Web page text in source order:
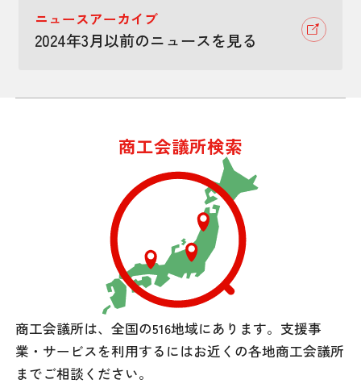
ニュースアーカイブ
2024年3月以前のニュースを見る
商工会議所検索
商工会議所は、全国の516地域にあります。 支援事
業・サービスを利用するにはお近くの各地商工会議所
までご相談ください。